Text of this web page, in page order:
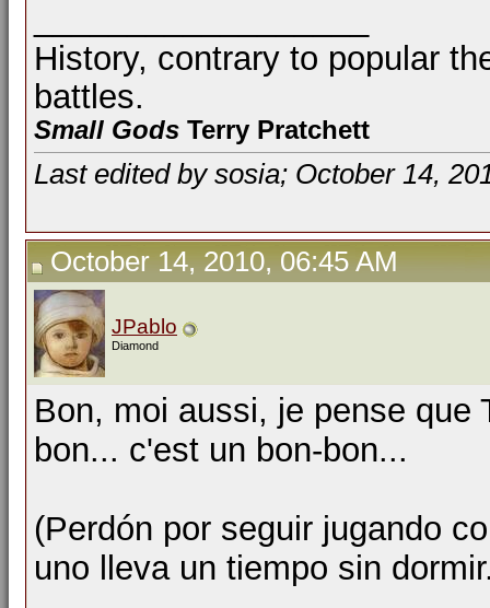
History, contrary to popular
battles.
Small Gods Terry Pratchett
Last edited by sosia; October 14,
October 14, 2010, 06:45 AM
JPablo
Diamond
Bon, moi aussi, je pense que
bon... c'est un bon-bon...
(Perdón por seguir jugando
uno lleva un tiempo sin